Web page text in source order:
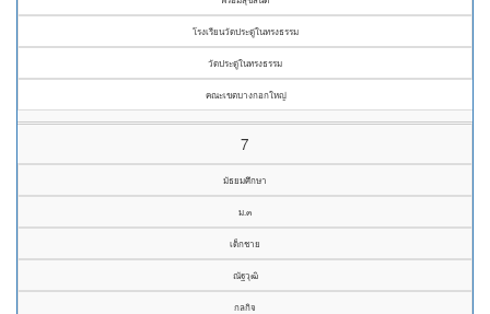
โรงเรียนวัดประดู่ในทรงธรรม
วัดประดู่ในทรงธรรม
คณะเขตบางกอกใหญ่
7
มัธยมศึกษา
ม.๓
เด็กชาย
ณัฐวุฒิ
กลกิจ